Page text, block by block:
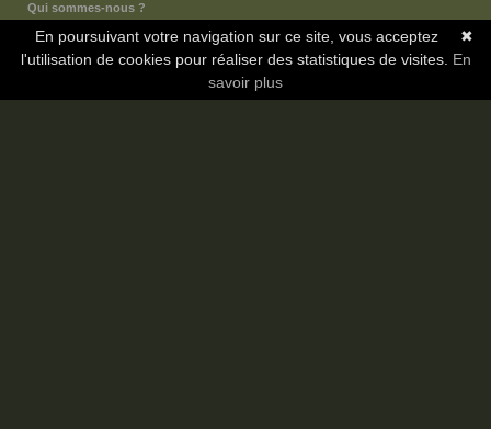
Qui sommes-nous ?
Nos partenaires
Faites-nous connaitre
Nous contacter
✖
En poursuivant votre navigation sur ce site, vous acceptez
l'utilisation de cookies pour réaliser des statistiques de visites. En
savoir plus